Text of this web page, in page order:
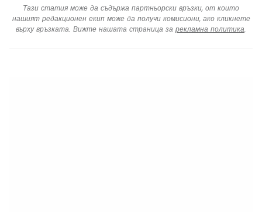
Тази статия може да съдържа партньорски връзки, от които
нашият редакционен екип може да получи комисиони, ако кликнете
върху връзката. Вижте нашата страница за рекламна политика.